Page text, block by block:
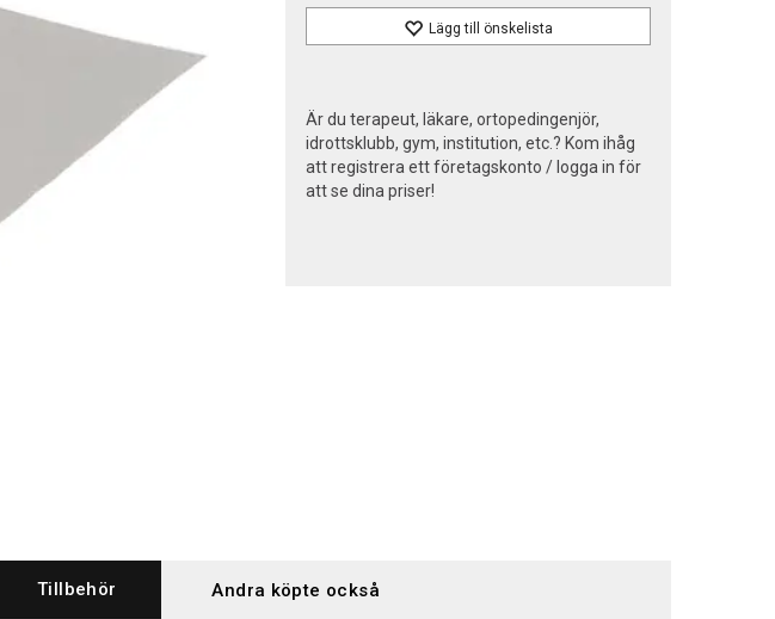
Lägg till önskelista
Är du terapeut, läkare, ortopedingenjör,
idrottsklubb, gym, institution, etc.? Kom ihåg
att registrera ett företagskonto / logga in för
att se dina priser!
Tillbehör Andra köpte också